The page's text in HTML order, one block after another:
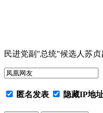
民进党副"总统"候选人苏
匿名发表 隐藏IP地